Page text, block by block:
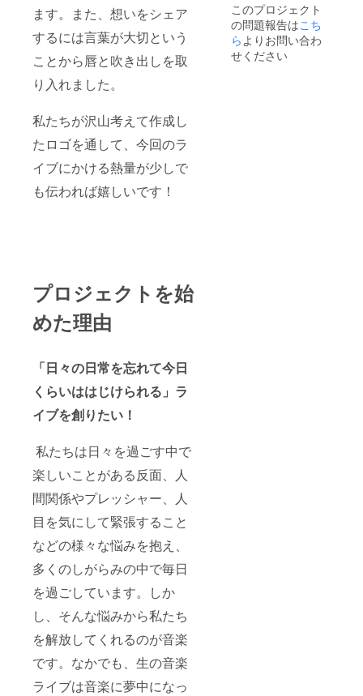
ます。また、想いをシェア
するには言葉が大切という
ことから唇と吹き出しを取
り入れました。
私たちが沢山考えて作成し
たロゴを通して、今回のラ
イブにかける熱量が少しで
も伝われば嬉しいです！
プロジェクトを始
めた理由
「日々の日常を忘れて今日
くらいははじけられる」ラ
イブを創りたい！
私たちは日々を過ごす中で
楽しいことがある反面、人
間関係やプレッシャー、人
目を気にして緊張すること
などの様々な悩みを抱え、
多くのしがらみの中で毎日
を過ごしています。しか
し、そんな悩みから私たち
を解放してくれるのが音楽
です。なかでも、生の音楽
ライブは音楽に夢中になっ
ご了承
くださ
い。ま
た、特
定の人
このプロジェクト
の問題報告はこち
らよりお問い合わ
せください